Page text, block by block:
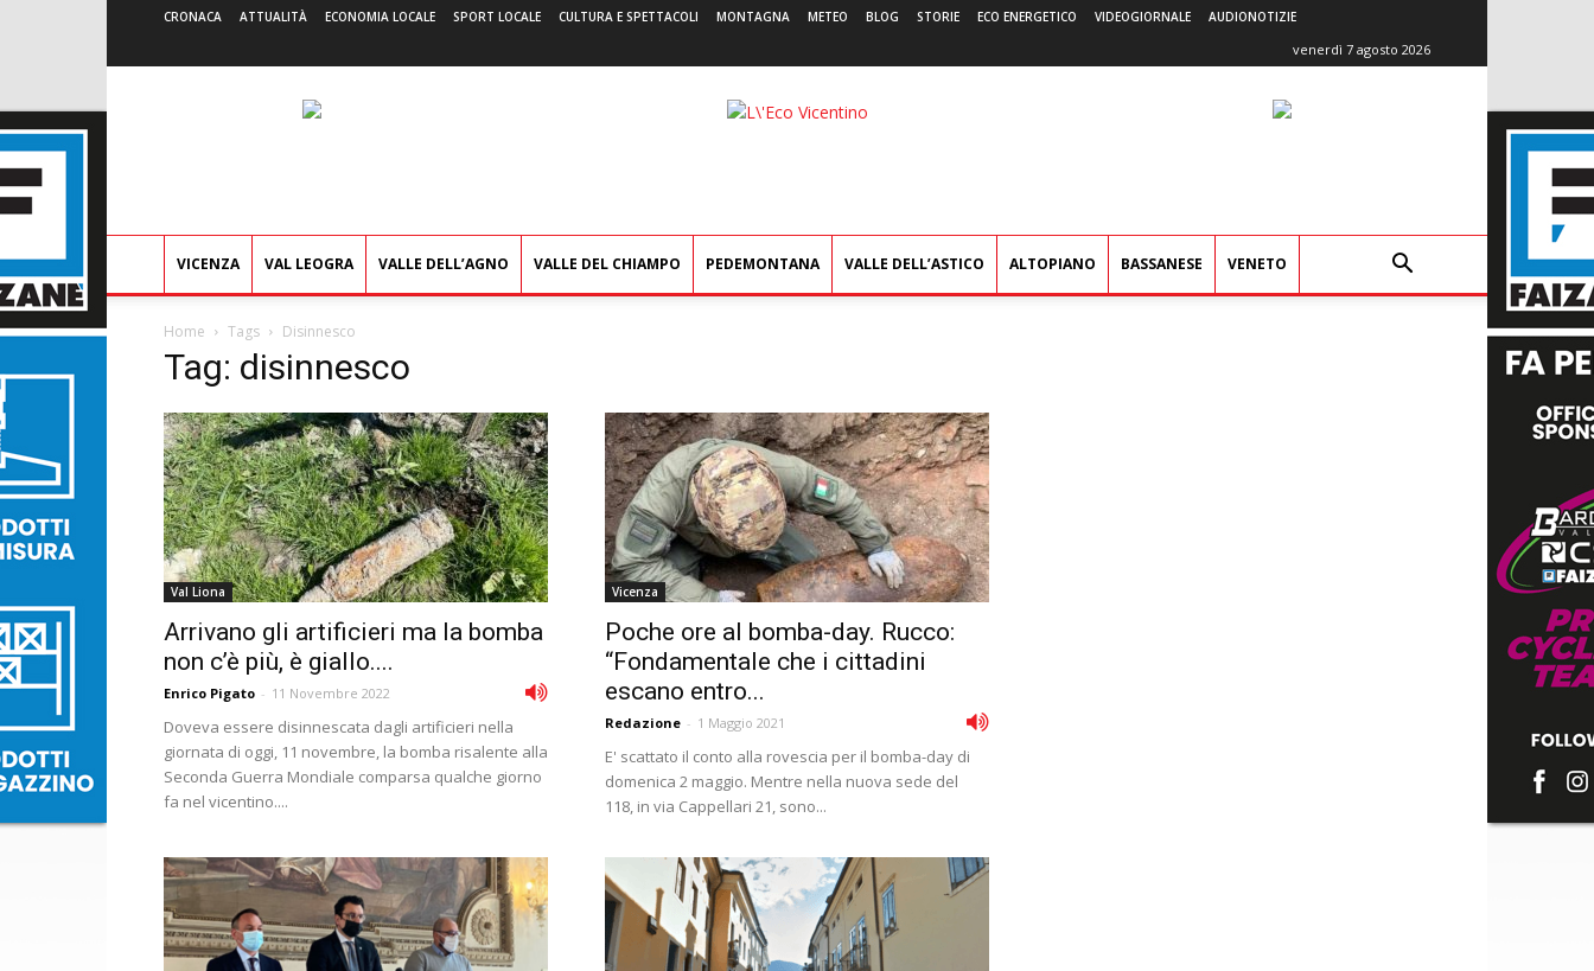
CRONACA ATTUALITÀ ECONOMIA LOCALE SPORT LOCALE CULTURA E SPETTACOLI MONTAGNA METEO BLOG STORIE ECO ENERGETICO VIDEOGIORNALE AUDIONOTIZIE
venerdì 7 agosto 2026
L'Eco
VICENZA VAL LEOGRA VALLE DELL’AGNO VALLE DEL CHIAMPO PEDEMONTANA VALLE DELL’ASTICO ALTOPIANO BASSANESE VENETO
Home Tags Disinnesco
Tag: disinnesco
Val Liona
Arrivano gli artificieri ma la bomba
non c’è più, è giallo....
Enrico Pigato - 11 Novembre 2022
Doveva essere disinnescata dagli artificieri nella
giornata di oggi, 11 novembre, la bomba risalente alla
Seconda Guerra Mondiale comparsa qualche giorno
fa nel vicentino....
Vicenza
Poche ore al bomba-day. Rucco:
“Fondamentale che i cittadini
escano entro...
Redazione - 1 Maggio 2021
E' scattato il conto alla rovescia per il bomba-day di
domenica 2 maggio. Mentre nella nuova sede del
118, in via Cappellari 21, sono...